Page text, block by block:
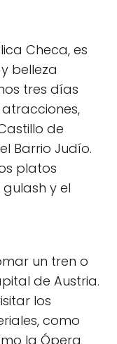
Checa, es
belleza
tres días
de
Barrio Judío.
platos
y el
un tren o
de Austria.
los
como
la Ópera